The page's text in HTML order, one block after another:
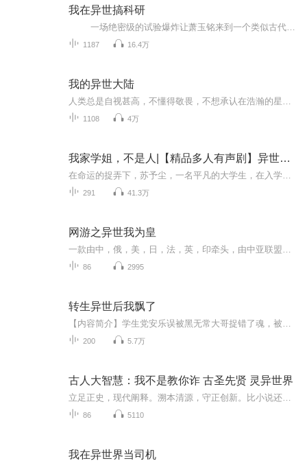
我在异世搞科研
1187 16.4万
我的异世大陆
1108 4万
我家学姐，不是人|【精品多人有声剧】异世修罗场
291 41.3万
网游之异世我为皇
86 2995
转生异世后我飘了
200 5.7万
古人大智慧：我不是教你诈 古圣先贤 灵异世界
86 5110
我在异世界当司机